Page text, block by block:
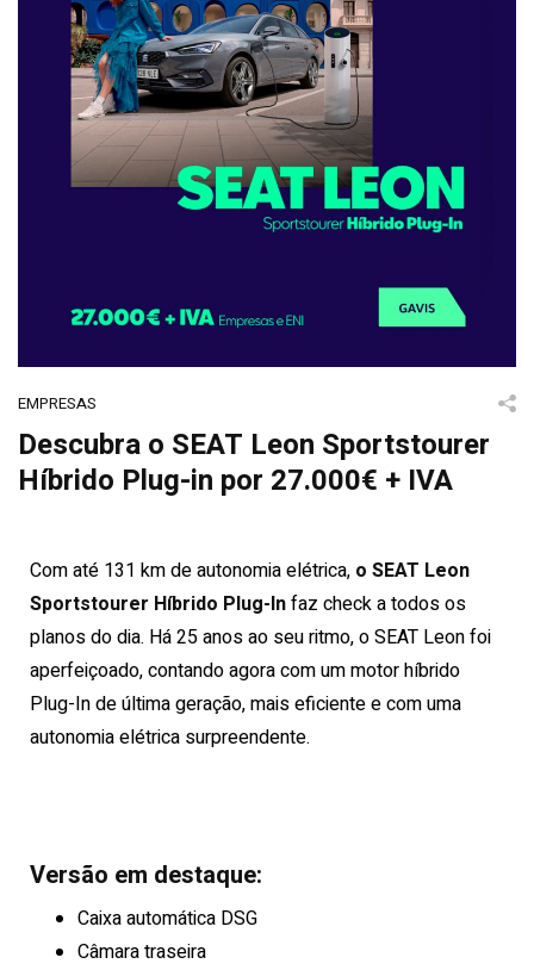
EMPRESAS
Descubra o SEAT Leon Sportstourer
Híbrido Plug-in por 27.000€ + IVA
Com até 131 km de autonomia elétrica, o SEAT Leon
Sportstourer Híbrido Plug-Infaz check a todos os
planos do dia. Há 25 anos ao seu ritmo, o SEAT Leon foi
aperfeiçoado, contando agora com um motor híbrido
Plug-In de última geração, mais eficiente e com uma
autonomia elétrica surpreendente.
Versão em destaque:
Caixa automática DSG
Câmara traseira